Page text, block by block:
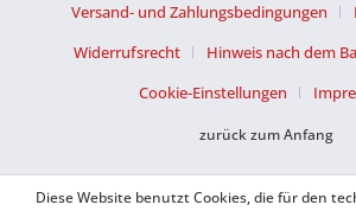
Versand- und Zahlungsbedingungen
Widerrufsrecht
Hinweis nach dem
Cookie-Einstellungen
zurück zum Anfang
Diese Website benutzt Cookies, die für den